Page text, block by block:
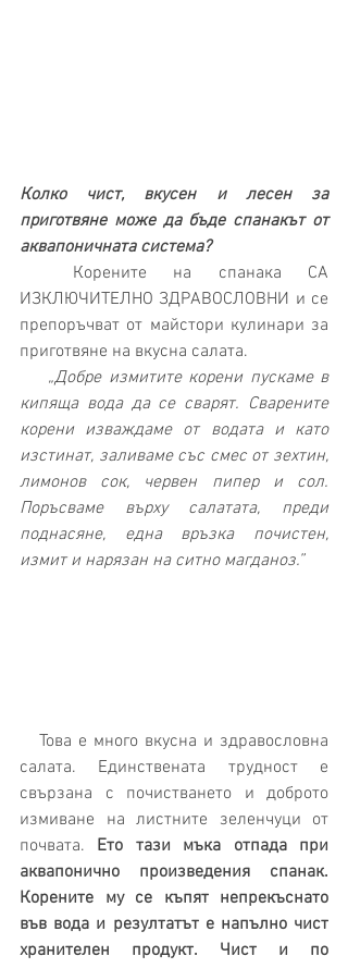
Колко чист, вкусен и лесен за
приготвяне може да бъде спанакът от
аквапоничната система?
ИЗКЛЮЧИТЕЛНО ЗДРАВОСЛОВНИ и се
препоръчват от майстори кулинари за
приготвяне на вкусна салата.
кипяща вода да се сварят. Сварените
корени изваждаме от водата и като
изстинат, заливаме със смес от зехтин,
лимонов сок, червен пипер и сол.
Поръсваме върху салатата, преди
поднасяне, една връзка почистен,
измит и нарязан на ситно магданоз.”
салата. Единствената трудност е
свързана с почистването и доброто
измиване на листните зеленчуци от
почвата. Ето тази мъка отпада при
аквапонично произведения спанак.
Корените му се къпят непрекъснато
във вода и резултатът е напълно чист
хранителен продукт. Чист и по